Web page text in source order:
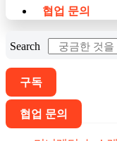
협업 문의
Search
구독
협업 문의